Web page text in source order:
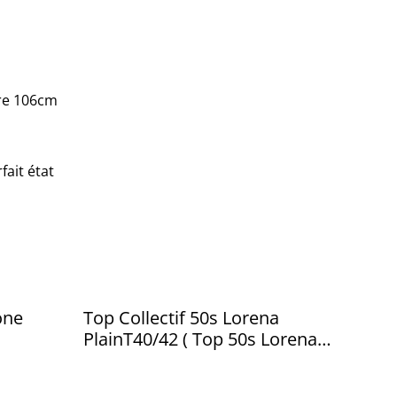
106cm
état
Top Collectif 50s Lorena
PlainT40/42 ( Top 50s Lorena